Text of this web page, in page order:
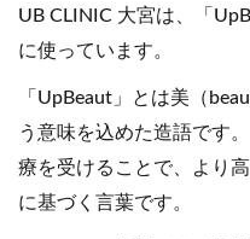
UB CLINIC 大宮は、「
に使っています。
「UpBeaut」とは美（
う意味を込めた造語です
療を受けることで、より
に基づく言葉です。